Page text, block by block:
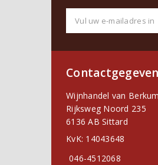
Wijnhandel van Berkum
Rijksweg Noord 235
6136 AB Sittard
KvK: 14043648
046-4512068